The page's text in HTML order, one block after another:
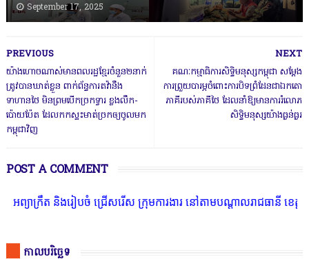
September 17, 2025
NEXT
គណៈកម្មាធិការសិទ្ធិមនុស្សកម្ពុជា សម្តែង
ការព្រួយបារម្ភចំពោះការបិទព្រំដែនជាឯកតោ
ភាគីរបស់ភាគីថៃ ដែលនាំឱ្យមានការរំលោភ
សិទ្ធិមនុស្សយ៉ាងធ្ងន់ធ្ងរ
PREVIOUS
យ៉ាងហោចណាស់មានពលរដ្ឋខ្មែរចំនួន២នាក់
ត្រូវបានឃាត់ខ្លួន ពាក់ព័ន្ធការតវ៉ានឹង
ទាហានថៃ មិនព្រមបើកច្រកទ្វារ ខ្លងលឹក-
ប៉ោយប៉ែត ដែលកកស្ទះមាត់ច្រកឲ្យចូលមក
កម្ពុជាវិញ
POST A COMMENT
ចំ ជ្រើសរើស ក្រុមការងារ នៅតាមបណ្តាលរាជធានី ខេត្ត មានចំណាប់អ
កាលបរិច្ឆេទ